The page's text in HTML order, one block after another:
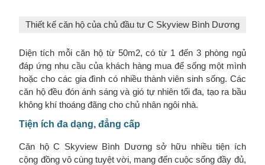
Thiết kế căn hộ của chủ đầu tư C Skyview Bình Dương
Diện tích mỗi căn hộ từ 50m2, có từ 1 đến 3 phòng ngủ
đáp ứng nhu cầu của khách hàng mua để sống một mình
hoặc cho các gia đình có nhiều thành viên sinh sống. Các
căn hộ đều đón ánh sáng và gió tự nhiên tối đa, tạo ra bầu
không khí thoáng đãng cho chủ nhân ngôi nhà.
Tiện ích đa dạng, đẳng cấp
Căn hộ C Skyview Bình Dương sở hữu nhiều tiện ích
cộng đồng vô cùng tuyệt vời, mang đến cuộc sống đầy đủ,